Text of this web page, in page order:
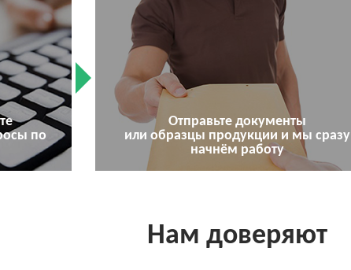
по
Отправьте документы
или образцы продукции и мы сразу
начнём работу
Нам доверяют